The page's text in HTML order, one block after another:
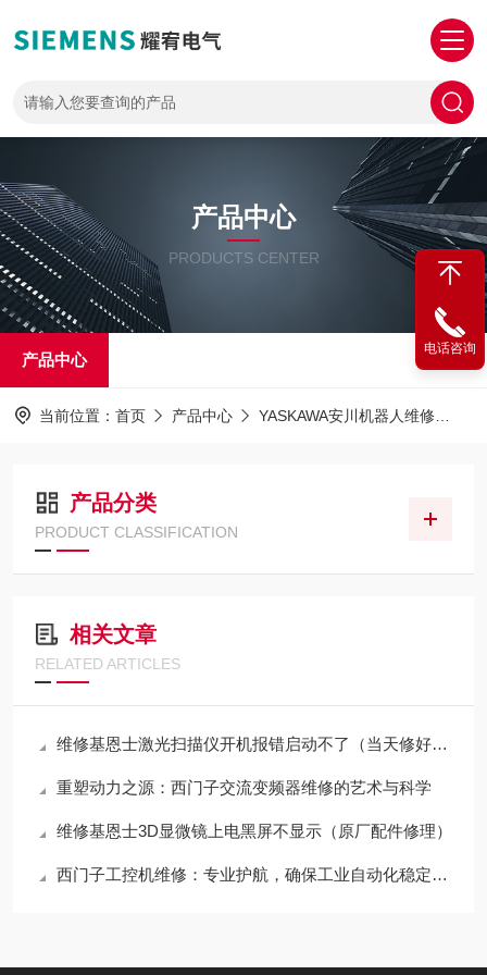
产品中心
PRODUCTS CENTER
产品中心
当前位置： 首页 产品中心 YASKAWA安川机器人维修
产品分类
PRODUCT CLASSIFICATION
相关文章
RELATED ARTICLES
维修基恩士激光扫描仪开机报错启动不了（当天修好故障）
重塑动力之源：西门子交流变频器维修的艺术与科学
维修基恩士3D显微镜上电黑屏不显示（原厂配件修理）
西门子工控机维修：专业护航，确保工业自动化稳定运行
电话咨询